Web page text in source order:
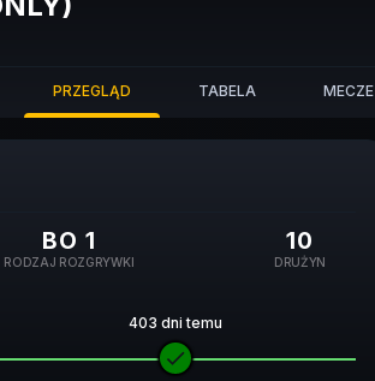
PRZEGLĄD TABELA MECZE
BO 1
RODZAJ ROZGRYWKI
10
DRUŻYN
403 dni temu